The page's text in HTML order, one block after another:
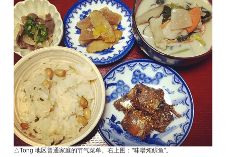
△Tong 地区普通家庭的节气菜单。右上图："味噌炖鲸鱼"。